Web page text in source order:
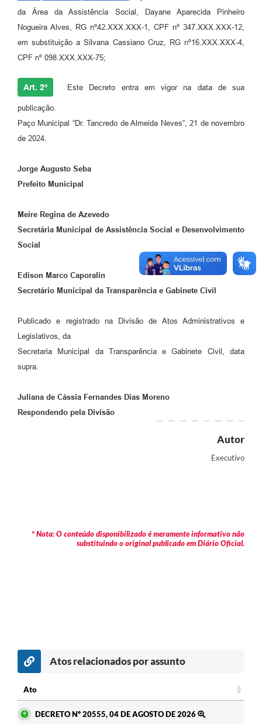
da Área da Assistência Social, Dayane Aparecida Pinheiro
Nogueira Alves, RG nº42.XXX.XXX-1, CPF nº 347.XXX.XXX-12,
em substituição a Silvana Cassiano Cruz, RG nº16.XXX.XXX-4,
CPF nº 098.XXX.XXX-75;
Art. 2º Este Decreto entra em vigor na data de sua
publicação.
Paço Municipal “Dr. Tancredo de Almeida Neves”, 21 de novembro
de 2024.
Jorge Augusto Seba
Prefeito Municipal
Meire Regina de Azevedo
Secretária Municipal de Assistência Social e Desenvolvimento
Social
Edison Marco Caporalin
Secretário Municipal da Transparência e Gabinete Civil
Publicado e registrado na Divisão de Atos Administrativos e
Legislativos, da
Secretaria Municipal da Transparência e Gabinete Civil, data
supra.
Juliana de Cássia Fernandes Dias Moreno
Respondendo pela Divisão
Autor
Executivo
* Nota: O conteúdo disponibilizado é meramente informativo não
substituindo o original publicado em Diário Oficial.
Atos relacionados por assunto
Ato
DECRETO Nº 20555, 04 DE AGOSTO DE 2026